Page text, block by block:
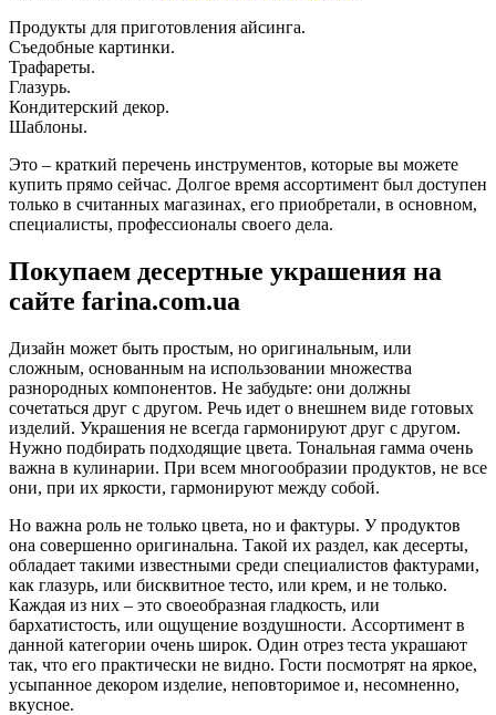
Продукты для приготовления айсинга.
Съедобные картинки.
Трафареты.
Глазурь.
Кондитерский декор.
Шаблоны.
Это – краткий перечень инструментов, которые вы можете
купить прямо сейчас. Долгое время ассортимент был доступен
только в считанных магазинах, его приобретали, в основном,
специалисты, профессионалы своего дела.
Покупаем десертные украшения на
сайте farina.com.ua
Дизайн может быть простым, но оригинальным, или
сложным, основанным на использовании множества
разнородных компонентов. Не забудьте: они должны
сочетаться друг с другом. Речь идет о внешнем виде готовых
изделий. Украшения не всегда гармонируют друг с другом.
Нужно подбирать подходящие цвета. Тональная гамма очень
важна в кулинарии. При всем многообразии продуктов, не все
они, при их яркости, гармонируют между собой.
Но важна роль не только цвета, но и фактуры. У продуктов
она совершенно оригинальна. Такой их раздел, как десерты,
обладает такими известными среди специалистов фактурами,
как глазурь, или бисквитное тесто, или крем, и не только.
Каждая из них – это своеобразная гладкость, или
бархатистость, или ощущение воздушности. Ассортимент в
данной категории очень широк. Один отрез теста украшают
так, что его практически не видно. Гости посмотрят на яркое,
усыпанное декором изделие, неповторимое и, несомненно,
вкусное.